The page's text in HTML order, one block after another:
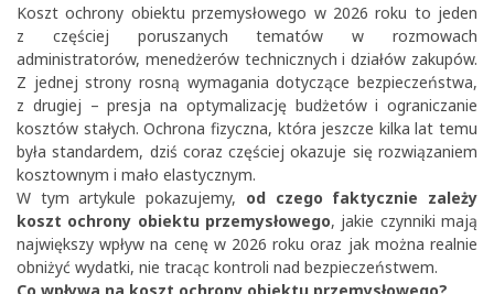
Koszt ochrony obiektu przemysłowego w 2026 roku to jeden
z częściej poruszanych tematów w rozmowach
administratorów, menedżerów technicznych i działów zakupów.
Z jednej strony rosną wymagania dotyczące bezpieczeństwa,
z drugiej – presja na optymalizację budżetów i ograniczanie
kosztów stałych. Ochrona fizyczna, która jeszcze kilka lat temu
była standardem, dziś coraz częściej okazuje się rozwiązaniem
kosztownym i mało elastycznym.
W tym artykule pokazujemy, od czego faktycznie zależy
koszt ochrony obiektu przemysłowego, jakie czynniki mają
największy wpływ na cenę w 2026 roku oraz jak można realnie
obniżyć wydatki, nie tracąc kontroli nad bezpieczeństwem.
Co wpływa na koszt ochrony obiektu przemysłowego?